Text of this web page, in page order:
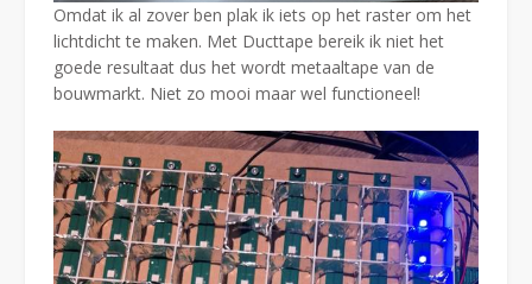
Omdat ik al zover ben plak ik iets op het raster om het
lichtdicht te maken. Met Ducttape bereik ik niet het
goede resultaat dus het wordt metaaltape van de
bouwmarkt. Niet zo mooi maar wel functioneel!